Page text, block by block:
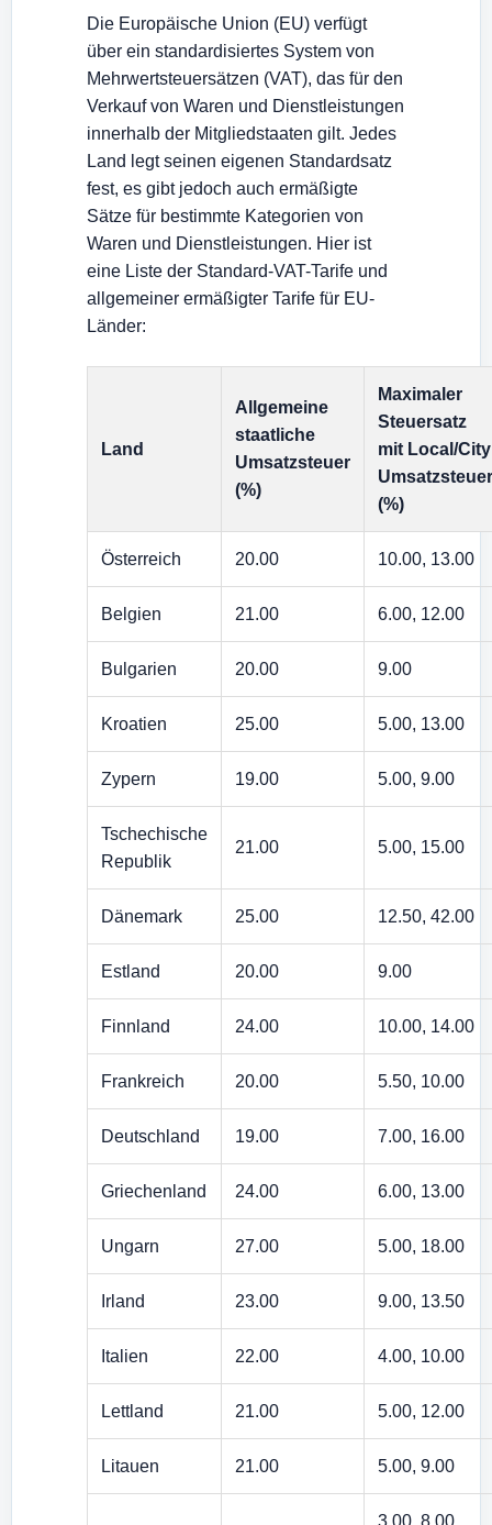
Die Europäische Union (EU) verfügt
über ein standardisiertes System von
Mehrwertsteuersätzen (VAT), das für den
Verkauf von Waren und Dienstleistungen
innerhalb der Mitgliedstaaten gilt. Jedes
Land legt seinen eigenen Standardsatz
fest, es gibt jedoch auch ermäßigte
Sätze für bestimmte Kategorien von
Waren und Dienstleistungen. Hier ist
eine Liste der Standard-VAT-Tarife und
allgemeiner ermäßigter Tarife für EU-
Länder:
Land
Allgemeine
staatliche
Umsatzsteuer
(%)
Maximaler
Steuersatz
mit Local/City
Umsatzsteuer
(%)
Österreich 20.00 10.00, 13.00
Belgien 21.00 6.00, 12.00
Bulgarien 20.00 9.00
Kroatien 25.00 5.00, 13.00
Zypern 19.00 5.00, 9.00
Tschechische
Republik
21.00 5.00, 15.00
Dänemark 25.00 12.50, 42.00
Estland 20.00 9.00
Finnland 24.00 10.00, 14.00
Frankreich 20.00 5.50, 10.00
Deutschland 19.00 7.00, 16.00
Griechenland 24.00 6.00, 13.00
Ungarn 27.00 5.00, 18.00
Irland 23.00 9.00, 13.50
Italien 22.00 4.00, 10.00
Lettland 21.00 5.00, 12.00
Litauen 21.00 5.00, 9.00